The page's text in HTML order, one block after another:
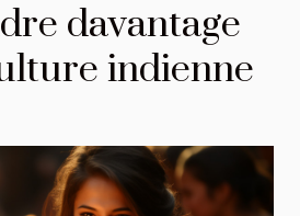
davantage
indienne